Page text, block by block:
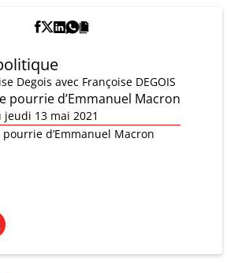
Degois avec Françoise DEGOIS
pourrie d’Emmanuel Macron
jeudi 13 mai 2021
d’Emmanuel Macron